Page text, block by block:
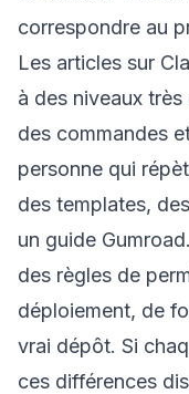
correspondre au
Les articles sur
à des niveaux
des commandes
personne qui
des templates,
un guide
des règles de
déploiement, de
vrai dépôt. Si
ces différences